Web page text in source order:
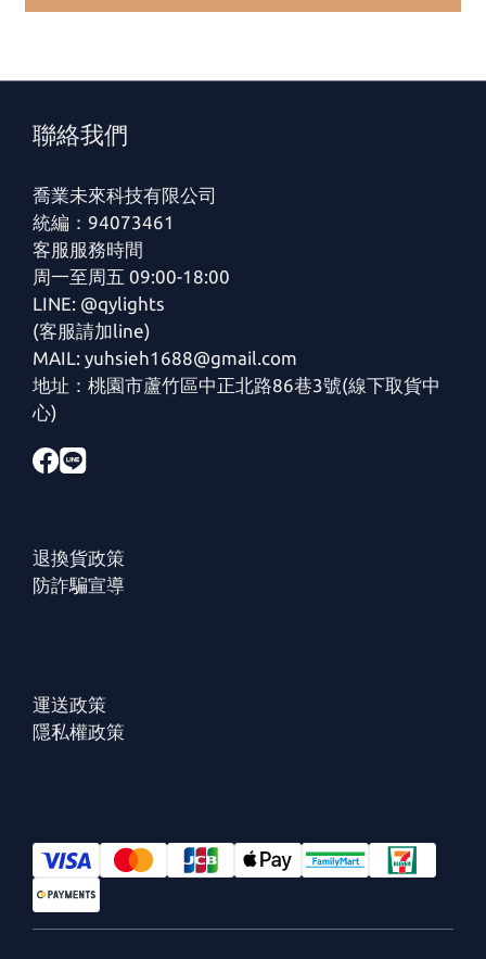
聯絡我們
喬業未來科技有限公司
統編：94073461
客服服務時間
周一至周五 09:00-18:00
LINE: @qylights
(客服請加line)
MAIL: yuhsieh1688@gmail.com
地址：桃園市蘆竹區中正北路86巷3號(線下取貨中
心)
退換貨政策
防詐騙宣導
運送政策
隱私權政策